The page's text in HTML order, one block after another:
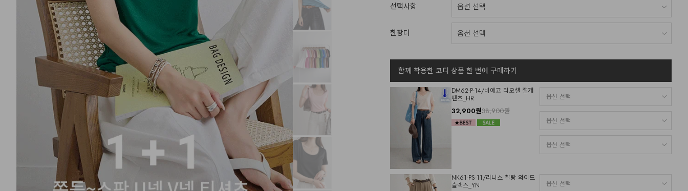
선택사항
한장더
함께 착용한 코디 상품 한 번에 구매하기
DM62-P-14/비에고 리오셀 절개
팬츠_HR
32,900원38,900원
NK61-PS-11/리니스 찰랑 와이드
슬랙스_YN